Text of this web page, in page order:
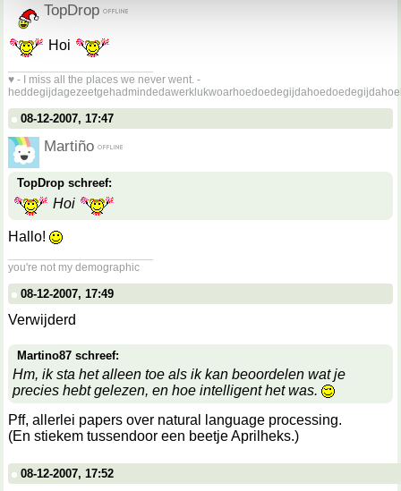
TopDrop
Hoi
♥ - I miss all the places we never went. -
08-12-2007, 17:47
Martiño
TopDrop schreef:
Hoi
Hallo!
you're not my demographic
08-12-2007, 17:49
Verwijderd
Martino87 schreef:
Hm, ik sta het alleen toe als ik kan beoordelen wat je
precies hebt gelezen, en hoe intelligent het was.
Pff, allerlei papers over natural language processing.
(En stiekem tussendoor een beetje Aprilheks.)
08-12-2007, 17:52